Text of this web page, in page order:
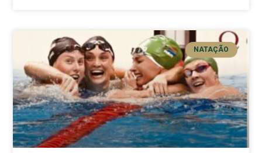
NATAÇÃO